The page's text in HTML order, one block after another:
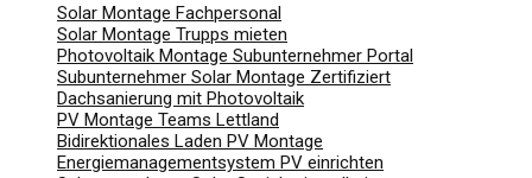
Solar Montage Fachpersonal
Solar Montage Trupps mieten
Photovoltaik Montage Subunternehmer Portal
Subunternehmer Solar Montage Zertifiziert
Dachsanierung mit Photovoltaik
PV Montage Teams Lettland
Bidirektionales Laden PV Montage
Energiemanagementsystem PV einrichten